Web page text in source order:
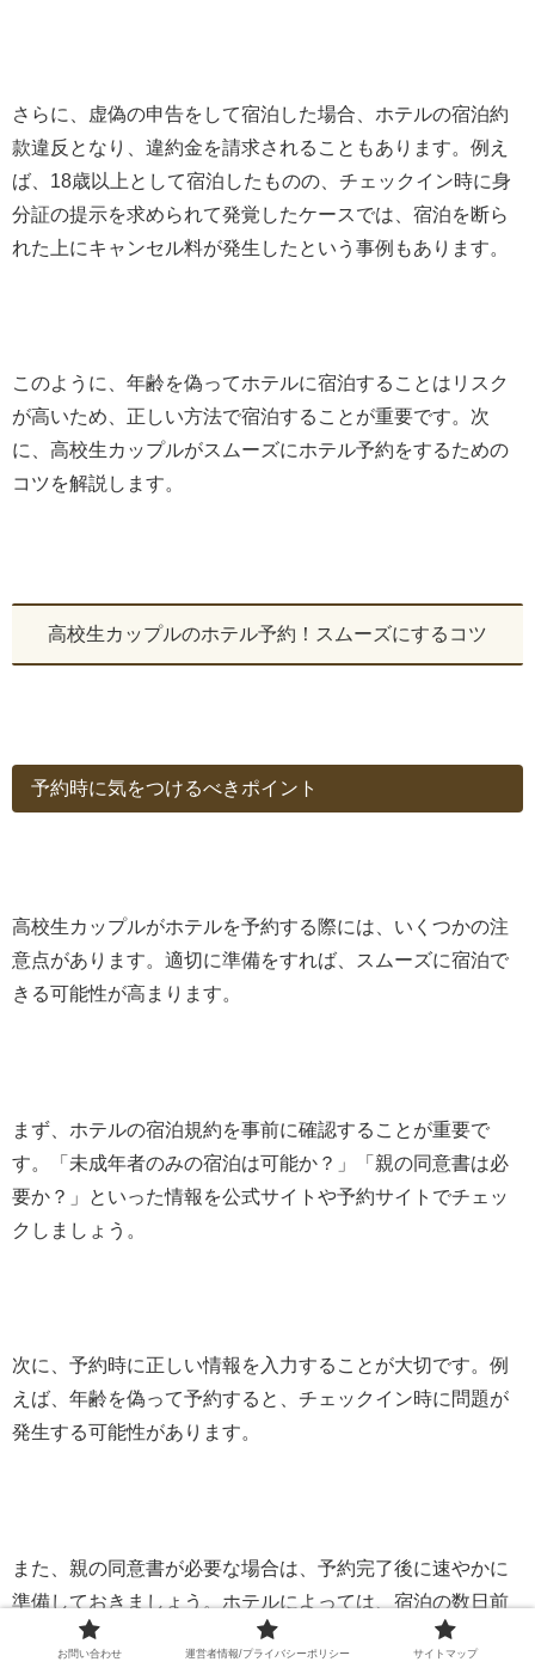
さらに、虚偽の申告をして宿泊した場合、ホテルの宿泊約
款違反となり、違約金を請求されることもあります。例え
ば、18歳以上として宿泊したものの、チェックイン時に身
分証の提示を求められて発覚したケースでは、宿泊を断ら
れた上にキャンセル料が発生したという事例もあります。
このように、年齢を偽ってホテルに宿泊することはリスク
が高いため、正しい方法で宿泊することが重要です。次
に、高校生カップルがスムーズにホテル予約をするための
コツを解説します。
高校生カップルのホテル予約！スムーズにするコツ
予約時に気をつけるべきポイント
高校生カップルがホテルを予約する際には、いくつかの注
意点があります。適切に準備をすれば、スムーズに宿泊で
きる可能性が高まります。
まず、ホテルの宿泊規約を事前に確認することが重要で
す。「未成年者のみの宿泊は可能か？」「親の同意書は必
要か？」といった情報を公式サイトや予約サイトでチェッ
クしましょう。
次に、予約時に正しい情報を入力することが大切です。例
えば、年齢を偽って予約すると、チェックイン時に問題が
発生する可能性があります。
また、親の同意書が必要な場合は、予約完了後に速やかに
準備しておきましょう。ホテルによっては、宿泊の数日前
までにFAXやメールで送るよう求められる場合がありま
お問い合わせ 運営者情報/プライバシーポリシー サイトマップ